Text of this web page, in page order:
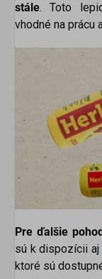
stále. Toto
vhodné na prácu
Pre ďalšie
sú k dispozícii aj
ktoré sú